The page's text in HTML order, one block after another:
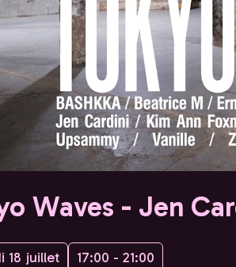
Waves - Jen
18 juillet 17:00 - 21:00